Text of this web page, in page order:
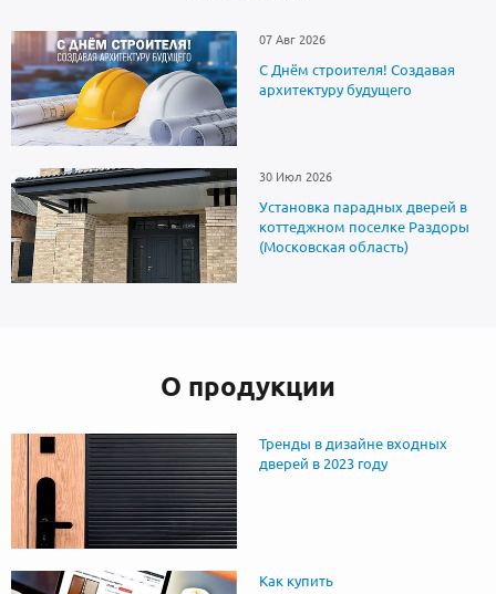
07 Авг 2026
С Днём строителя! Создавая
архитектуру будущего
30 Июл 2026
Установка парадных дверей в
коттеджном поселке Раздоры
(Московская область)
О продукции
Тренды в дизайне входных
дверей в 2023 году
Как купить